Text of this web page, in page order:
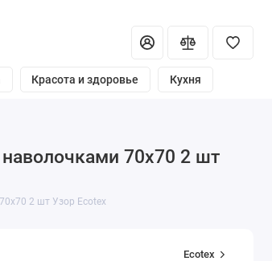
Красота и здоровье Кухня
70х70 2 шт
2 шт Узор Ecotex
Ecotex